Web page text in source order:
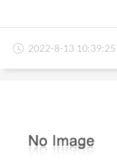
2022-8-13 10:39:25